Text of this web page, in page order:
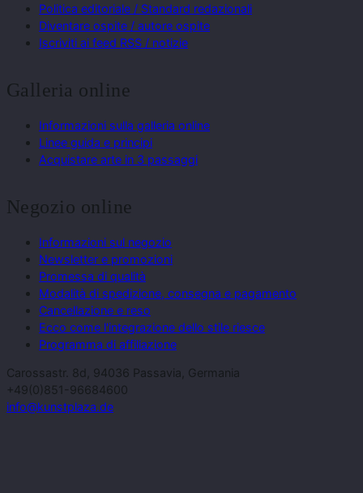
Politica editoriale / Standard redazionali
Diventare ospite / autore ospite
Iscriviti ai feed RSS / notizie
Galleria online
Informazioni sulla galleria online
Linee guida e principi
Acquistare arte in 3 passaggi
Negozio online
Informazioni sul negozio
Newsletter e promozioni
Promessa di qualità
Modalità di spedizione, consegna e pagamento
Cancellazione e reso
Ecco come l'integrazione dello stile riesce
Programma di affiliazione
Carossastr. 8d, 94036 Passavia, Germania
+49(0)851-96684600
info@kunstplaza.de